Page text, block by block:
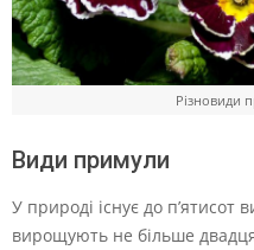
Різновиди
Види примули
У природі існує до п’ятисот
вирощують не більше